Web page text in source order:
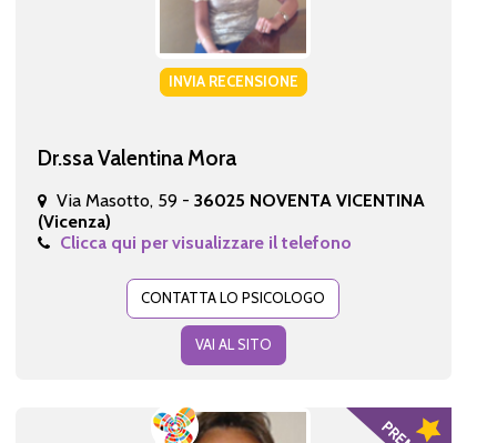
INVIA RECENSIONE
Dr.ssa Valentina Mora
Via Masotto, 59 - 36025 NOVENTA VICENTINA
(Vicenza)
Clicca qui per visualizzare il telefono
CONTATTA LO PSICOLOGO
VAI AL SITO